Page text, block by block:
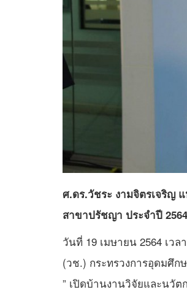
ศ.ดร.วัชระ งามจิตรเจริญ
สาขาปรัชญา ประจำปี 2564
วันที่ 19 เมษายน 2564 เว
(วช.) กระทรวงการอุดมศึก
” เปิดบ้านงานวิจัยและนวั